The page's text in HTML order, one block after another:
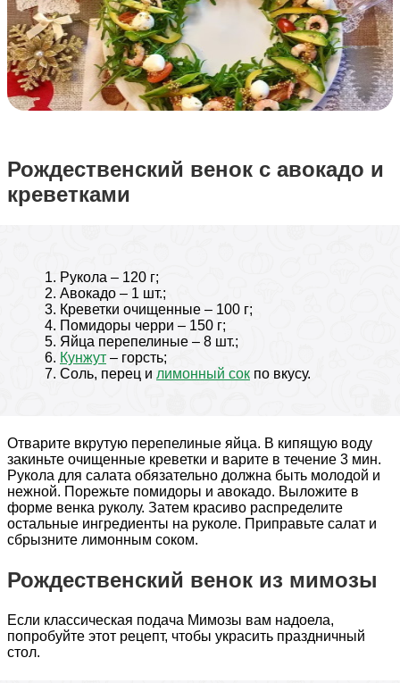
Рождественский венок с авокадо и
креветками
Рукола – 120 г;
Авокадо – 1 шт.;
Креветки очищенные – 100 г;
Помидоры черри – 150 г;
Яйца перепелиные – 8 шт.;
Кунжут – горсть;
Соль, перец и лимонный сок по вкусу.
Отварите вкрутую перепелиные яйца. В кипящую воду
закиньте очищенные креветки и варите в течение 3 мин.
Рукола для салата обязательно должна быть молодой и
нежной. Порежьте помидоры и авокадо. Выложите в
форме венка руколу. Затем красиво распределите
остальные ингредиенты на руколе. Приправьте салат и
сбрызните лимонным соком.
Рождественский венок из мимозы
Если классическая подача Мимозы вам надоела,
попробуйте этот рецепт, чтобы украсить праздничный
стол.